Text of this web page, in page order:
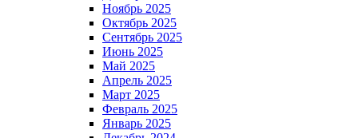
Ноябрь 2025
Октябрь 2025
Сентябрь 2025
Июнь 2025
Май 2025
Апрель 2025
Март 2025
Февраль 2025
Январь 2025